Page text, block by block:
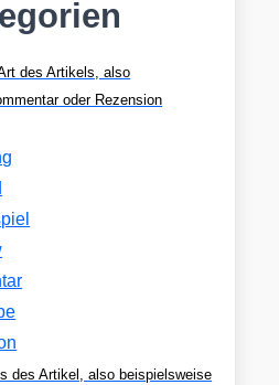
des Artikels, also
oder Rezension
des Artikel, also beispielsweise